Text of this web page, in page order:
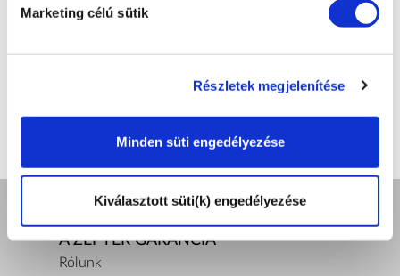
Marketing célú sütik
Részletek megjelenítése
Minden süti engedélyezése
Kiválasztott süti(k) engedélyezése
NETTÓ SÚLY [KG]
A ZEPTER GARANCIA
Rólunk